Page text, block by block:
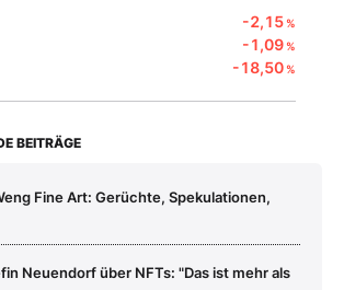
-2,15%
-1,09%
-18,50%
BEITRÄGE
Fine Art: Gerüchte, Spekulationen,
Neuendorf über NFTs: "Das ist mehr als